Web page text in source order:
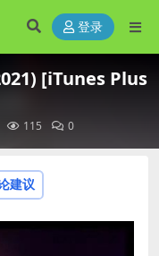
登录
[iTunes Plus
115 0
建议